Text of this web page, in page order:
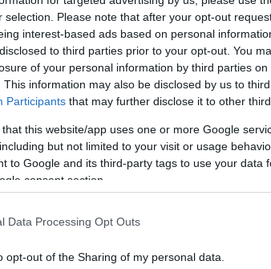
selection. Please note that after your opt-out
interest-based ads based on personal
to third parties prior to your opt-out. You
of your personal information by third parties on
This information may also be disclosed by us to
Participants that may further disclose it to other
that this website/app uses one or more Google
but not limited to your visit or usage
to Google and its third-party tags to use your data
consent section.
Data Processing Opt Outs
opt-out of the Sharing of my personal data.
cliccandoqui
nella sezioneLogindal menù del sito
Incidente Olbia Tempio